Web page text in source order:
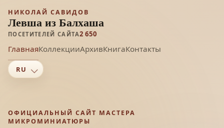
НИКОЛАЙ САВИДОВ
Левша из Балхаша
ПОСЕТИТЕЛЕЙ САЙТА2 650
ГлавнаяКоллекцииАрхивКнигаКонтакты
ОФИЦИАЛЬНЫЙ САЙТ МАСТЕРА
МИКРОМИНИАТЮРЫ